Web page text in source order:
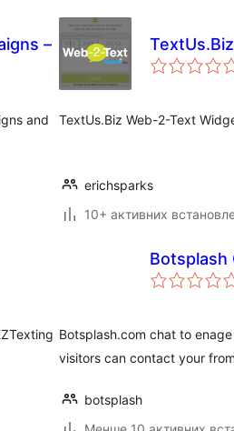
–
and
TextUs.Biz Web-2-Text
erichsparks
10+ активних
Botsplash
Botsplash.com chat to
visitors can contact your
botsplash